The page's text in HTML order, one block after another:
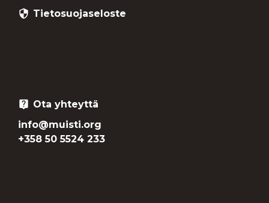
security Tietosuojaseloste
live_help
Ota yhteyttä
info@muisti.org
+358 50 5524 233